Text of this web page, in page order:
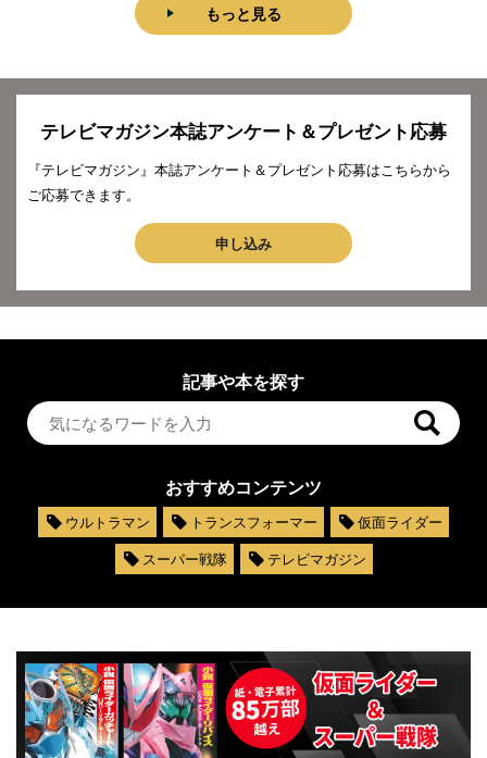
もっと見る
テレビマガジン本誌アンケート＆プレゼント応募
『テレビマガジン』本誌アンケート＆プレゼント応募はこちらから
ご応募できます。
申し込み
記事や本を探す
おすすめコンテンツ
ウルトラマン トランスフォーマー
仮面ライダー
スーパー戦隊
テレビマガジン